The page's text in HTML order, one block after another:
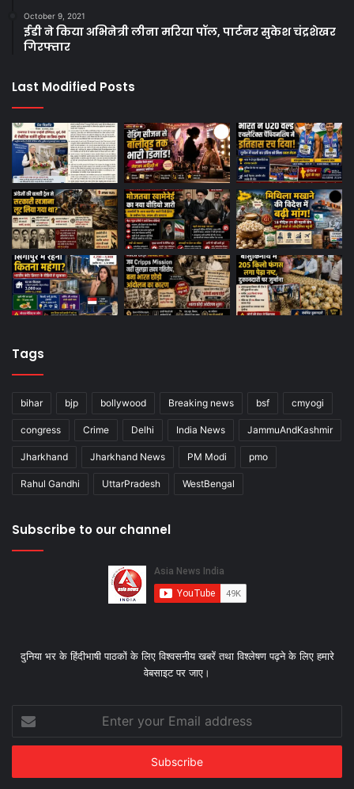
October 9, 2021
ईडी ने किया अभिनेत्री लीना मरिया पॉल, पार्टनर सुकेश चंद्रशेखर
गिरफ्तार
Last Modified Posts
Tags
bihar bjp bollywood Breaking news bsf cmyogi
congress Crime Delhi India News JammuAndKashmir
Jharkhand Jharkhand News PM Modi pmo
Rahul Gandhi UttarPradesh WestBengal
Subscribe to our channel
दुनिया भर के हिंदीभाषी पाठकों के लिए विश्‍वसनीय खबरें तथा विश्लेषण पढ़ने के लिए हमारे
वेबसाइट पर जाए।
your
Email